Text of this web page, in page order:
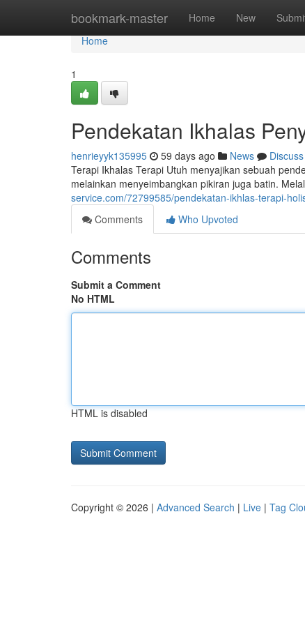
bookmark-master Home New
Home
Home
1
Pendekatan Ikhalas
henrieyyk135995 59 days ago News
Discuss
Terapi Ikhalas Terapi Utuh menyajikan sebuah
melainkan menyeimbangkan pikiran juga batin.
service.com/72799585/pendekatan-ikhlas-terapi-
Comments
Who Upvoted
Comments
Submit a Comment
No HTML
HTML is disabled
Copyright © 2026 | Advanced Search | Live | Tag